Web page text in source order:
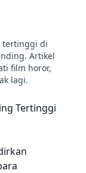
tertinggi di
Artikel
film horor,
lagi.
Tertinggi